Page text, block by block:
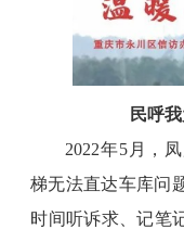
民呼
2022年5月，
梯无法直达车库问
时间听诉求、记笔